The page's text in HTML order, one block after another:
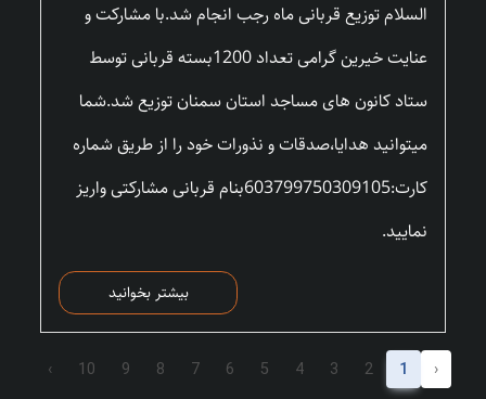
السلام توزیع قربانی ماه رجب انجام شد.با مشارکت و
عنایت خیرین گرامی تعداد 1200بسته قربانی توسط
ستاد کانون های مساجد استان سمنان توزیع شد.شما
میتوانید هدایا،صدقات و نذورات خود را از طریق شماره
کارت:603799750309105بنام قربانی مشارکتی واریز
نمایید.
بیشتر بخوانید
‹
1
2
3
4
5
6
7
8
9
10
›